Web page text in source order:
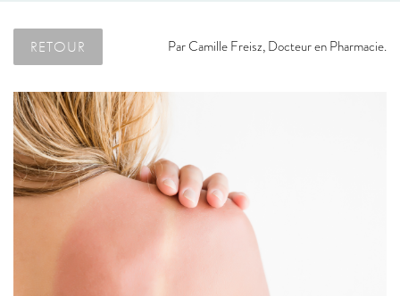
RETOUR ParCamille Freisz, Docteur en Pharmacie.